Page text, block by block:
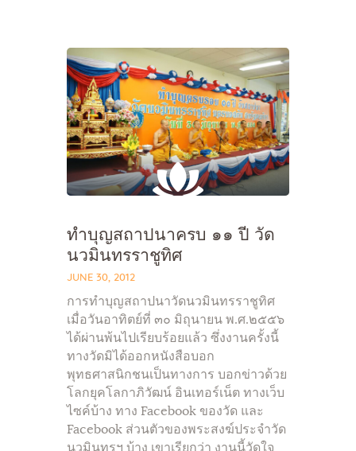
Home
About Us
Sunday School
Classes & Events
Meditation
Galleries
Contact Us
ทำบุญสถาปนาครบ ๑๑ ปี วัด
นวมินทรราชูทิศ
JUNE 30, 2012
การทำบุญสถาปนาวัดนวมินทรราชูทิศ
เมื่อวันอาทิตย์ที่ ๓๐ มิถุนายน พ.ศ.๒๕๕๖
ได้ผ่านพ้นไปเรียบร้อยแล้ว ซึ่งงานครั้งนี้
ทางวัดมิได้ออกหนังสือบอก
พุทธศาสนิกชนเป็นทางการ บอกข่าวด้วย
โลกยุคโลกาภิวัฒน์ อินเทอร์เน็ต ทางเว็บ
ไซค์บ้าง ทาง Facebook ของวัด และ
Facebook ส่วนตัวของพระสงฆ์ประจำวัด
นวมินทรฯ บ้าง เขาเรียกว่า งานนี้วัดใจ